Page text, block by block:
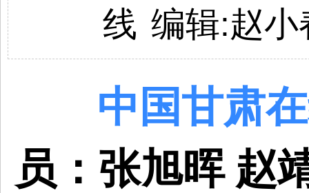
线 编辑:赵小
中国甘肃
员：张旭晖 赵